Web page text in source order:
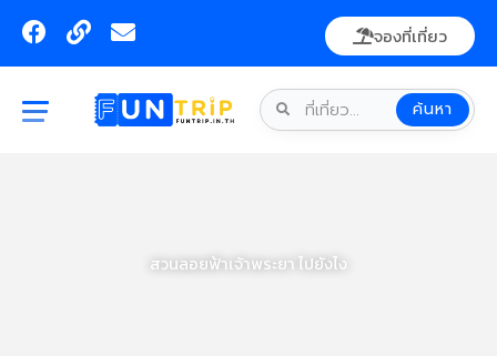
content
F
a
c
e
b
L
i
n
E
v
e
l
จองที่เที่ยว
ค้นหา
สวนลอยฟ้าเจ้าพระยา ไปยังไง